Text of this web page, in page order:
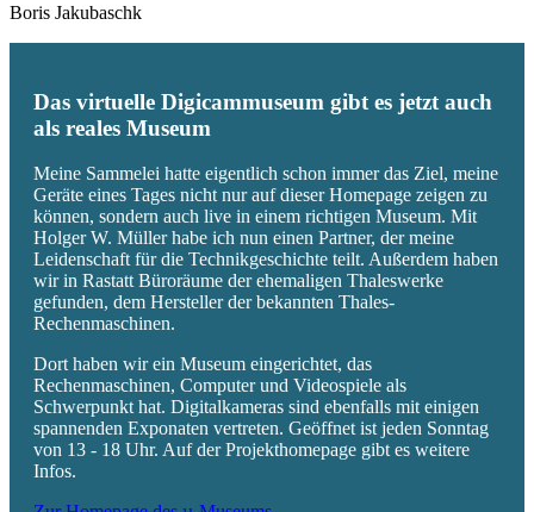
Boris Jakubaschk
Das virtuelle Digicammuseum gibt es jetzt auch
als reales Museum
Meine Sammelei hatte eigentlich schon immer das Ziel, meine
Geräte eines Tages nicht nur auf dieser Homepage zeigen zu
können, sondern auch live in einem richtigen Museum. Mit
Holger W. Müller habe ich nun einen Partner, der meine
Leidenschaft für die Technikgeschichte teilt. Außerdem haben
wir in Rastatt Büroräume der ehemaligen Thaleswerke
gefunden, dem Hersteller der bekannten Thales-
Rechenmaschinen.
Dort haben wir ein Museum eingerichtet, das
Rechenmaschinen, Computer und Videospiele als
Schwerpunkt hat. Digitalkameras sind ebenfalls mit einigen
spannenden Exponaten vertreten. Geöffnet ist jeden Sonntag
von 13 - 18 Uhr. Auf der Projekthomepage gibt es weitere
Infos.